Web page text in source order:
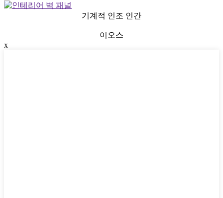
기계적 인조 인간
이오스
x